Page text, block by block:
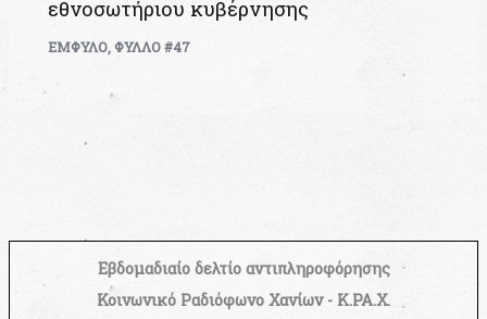
εθνοσωτήριου κυβέρνησης
ΕΜΦΥΛΟ, ΦΥΛΛΟ #47
Εβδομαδιαίο δελτίο αντιπληροφόρησης
Κοινωνικό Ραδιόφωνο Χανίων - Κ.ΡΑ.Χ.